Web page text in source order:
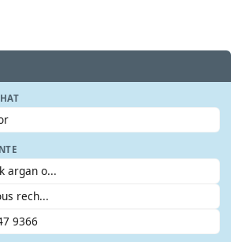
argan o...
rech...
9366